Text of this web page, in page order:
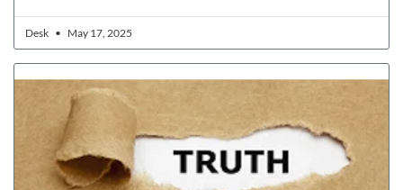
Desk May 17, 2025